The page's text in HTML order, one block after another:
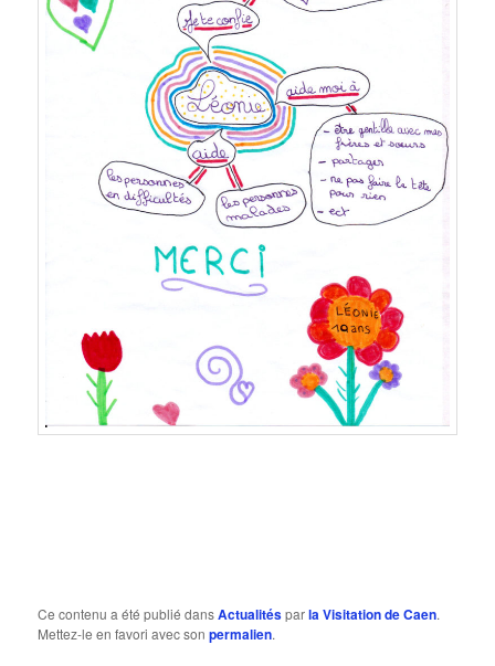
Ce contenu a été publié dansActualitésparla Visitation de Caen.
Mettez-le en favori avec sonpermalien.